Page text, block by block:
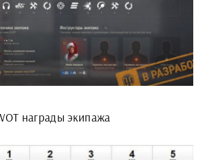
награды экипажа